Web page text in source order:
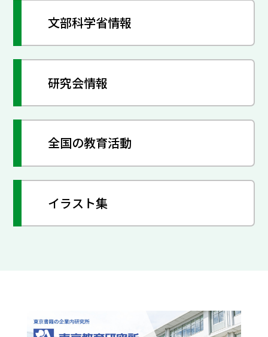
文部科学省情報
研究会情報
全国の教育活動
イラスト集